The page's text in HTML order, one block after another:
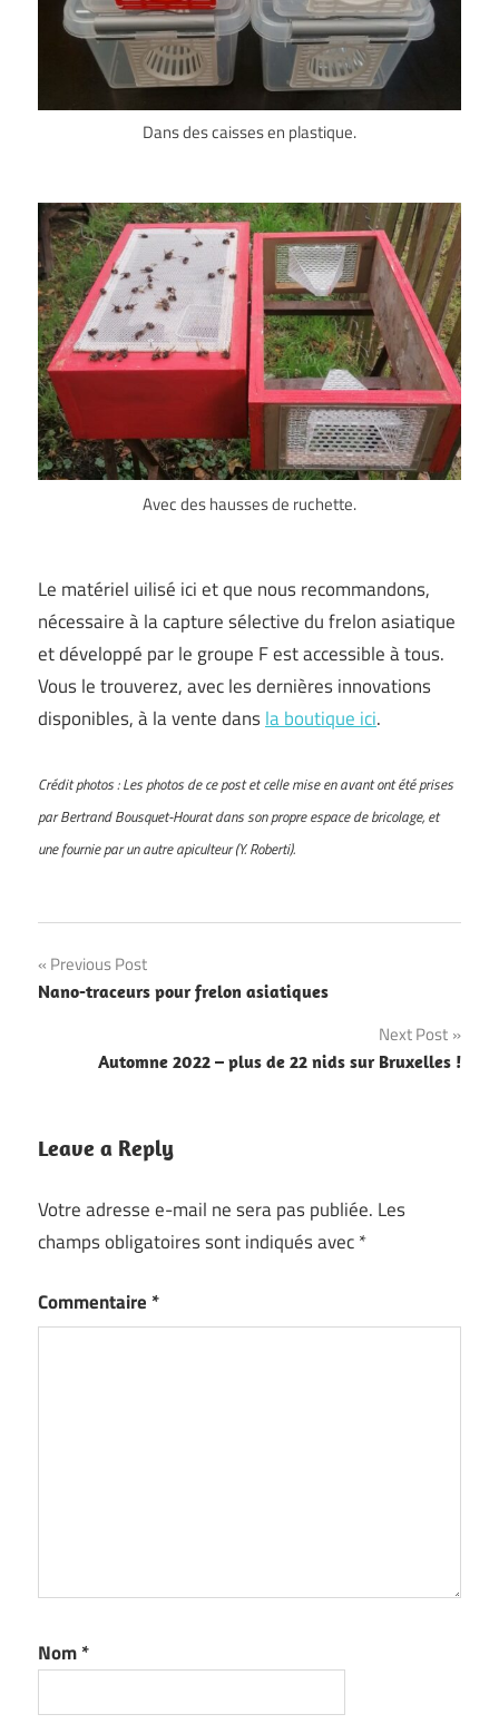
Dans des caisses en plastique.
Avec des hausses de ruchette.
Le matériel uilisé ici et que nous recommandons,
nécessaire à la capture sélective du frelon asiatique
et développé par le groupe F est accessible à tous.
Vous le trouverez, avec les dernières innovations
disponibles, à la vente dansla boutique ici.
Crédit photos : Les photos de ce post et celle mise en avant ont été prises
par Bertrand Bousquet-Hourat dans son propre espace de bricolage, et
une fournie par un autre apiculteur (Y. Roberti).
Navigation
de
l’article
Previous Post
Nano-traceurs pour frelon asiatiques
Next Post
Automne 2022 – plus de 22 nids sur Bruxelles !
Leave a Reply
Votre adresse e-mail ne sera pas publiée. Les
champs obligatoires sont indiqués avec*
Commentaire *
Nom*